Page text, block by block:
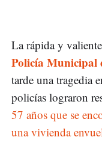
La rápida y
Policía Municipal
tarde una tragedia
policías lograron
57 años que se
una vivienda